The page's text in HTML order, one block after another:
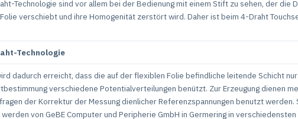
Technologie sind vor allem bei der Bedienung mit einem Stift zu sehen, der
verschiebt und ihre Homogenität zerstört wird. Daher ist beim 4-Draht
Technologie
dadurch erreicht, dass die auf der flexiblen Folie befindliche leitende Schicht
verschiedene Potentialverteilungen benützt. Zur Erzeugung dienen
der Korrektur der Messung dienlicher Referenzspannungen benutzt werden.
von GeBE Computer und Peripherie GmbH in Germering in